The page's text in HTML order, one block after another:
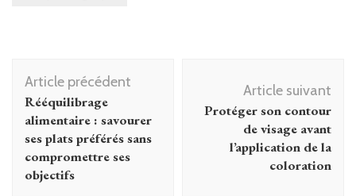
Navigation
d'article
Article précédent
Rééquilibrage
alimentaire : savourer
ses plats préférés sans
compromettre ses
objectifs
Article suivant
Protéger son contour
de visage avant
l’application de la
coloration